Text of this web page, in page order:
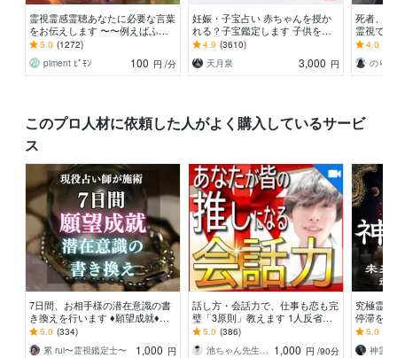
霊視霊感霊聴あなたに必要な言葉
をお伝えします 〜〜例えばふと
この場所がリアルなのかわからな
くなる瞬間に〜〜
5.0 (1272)
piment ﾋﾟﾓﾝ
100 円 /分
妊娠・子宝占い 赤ちゃんを授か
れる？子宝鑑定します 子供を授
かるか、授かる時期、性別、授か
るための行動を鑑定
4.9 (3610)
天月泉
3,000 円
死者、
霊視で
前に。
となり
4.0
のり
このプロ人材に依頼した人がよく購入しているサービ
ス
7日間、お相手様の潜在意識の書
き換えを行います ♦️願望成就♦️潜
在意識のブロック解除のエネルギ
ーを送ります
5.0 (334)
累 rui〜霊視鑑定士〜
1,000 円
話し方・会話力で、仕事も恋も完
璧「3原則」教えます 1人反省会
を卒業！友達0人あがり症→プレ
ゼン大会1位の奥義
5.0 (386)
池ちゃん先生｜話し方×自分発見コーチ｜ 1,000 円 /90分
究極霊
停滞を
縁・不
供・仕
5.0
神霊